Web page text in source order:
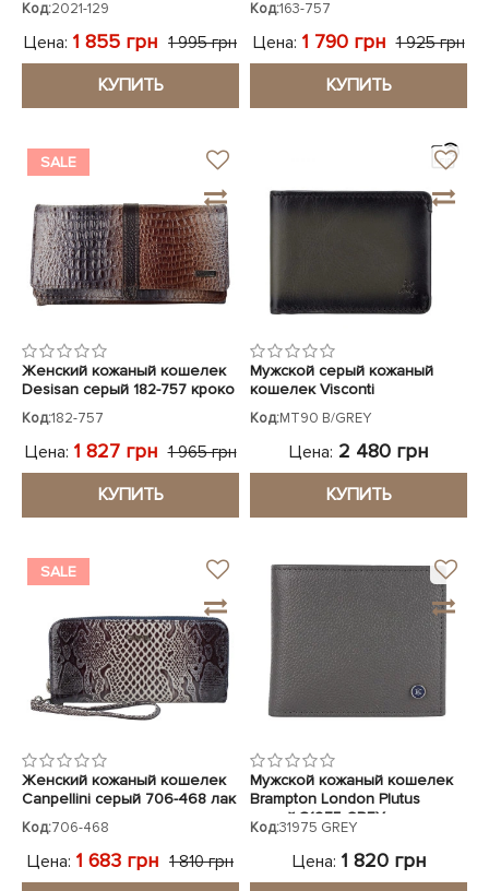
Код:2021-129
Цена: 1 855 грн 1 995 грн
КУПИТЬ
Код:163-757
Цена: 1 790 грн 1 925 грн
КУПИТЬ
SALE
Женский кожаный кошелек
Desisan серый 182-757 кроко
лак
Код:182-757
Цена: 1 827 грн 1 965 грн
КУПИТЬ
Мужской серый кожаный
кошелек Visconti
Код:MT90 B/GREY
Цена: 2 480 грн
КУПИТЬ
SALE
Женский кожаный кошелек
Canpellini серый 706-468 лак
Код:706-468
Цена: 1 683 грн 1 810 грн
Мужской кожаный кошелек
Brampton London Plutus
серый 31975 GREY
Код:31975 GREY
Цена: 1 820 грн